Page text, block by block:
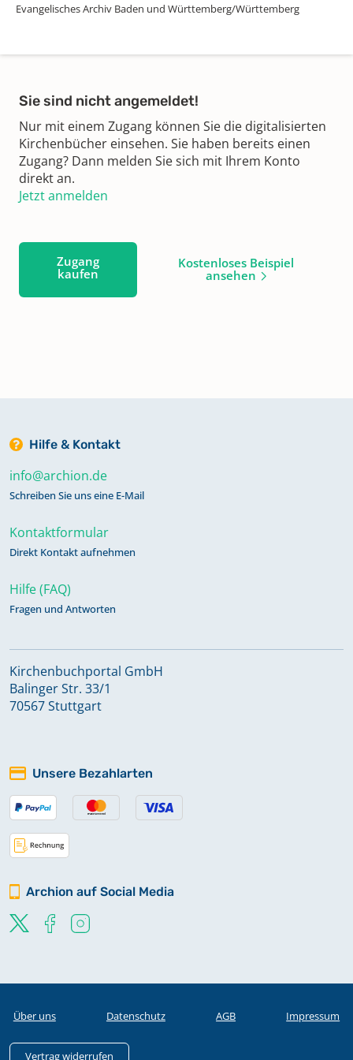
Evangelisches Archiv Baden und Württemberg/Württemberg
Sie sind nicht angemeldet!
Nur mit einem Zugang können Sie die digitalisierten
Kirchenbücher einsehen. Sie haben bereits einen
Zugang? Dann melden Sie sich mit Ihrem Konto
direkt an.
Jetzt anmelden
Zugang
kaufen
Kostenloses Beispiel
ansehen
Hilfe & Kontakt
info@archion.de
Schreiben Sie uns eine E-Mail
Kontaktformular
Direkt Kontakt aufnehmen
Hilfe (FAQ)
Fragen und Antworten
Kirchenbuchportal GmbH
Balinger Str. 33/1
70567 Stuttgart
Unsere Bezahlarten
Archion auf Social Media
Über uns Datenschutz AGB Impressum
Vertrag widerrufen